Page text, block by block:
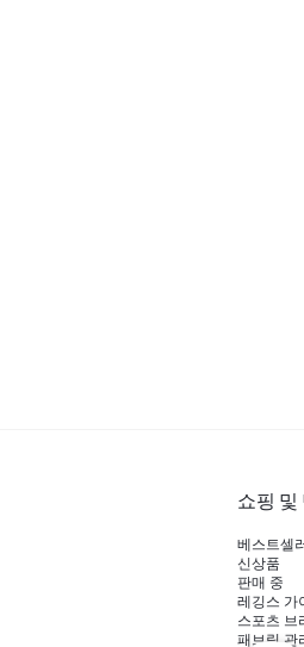
쇼핑 및
베스트셀
신상품
판매 중
레깅스 가
스포츠 브
패브릭 관